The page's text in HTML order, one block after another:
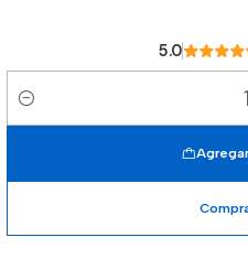
5.0
Cantidad